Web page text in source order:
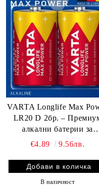
VARTA Longlife Max
LR20 D 2бр. –
алкални батерии за
максимална мощност и
€4.89 9.56лв.
В наличност